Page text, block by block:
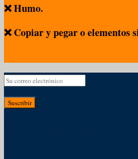
❌ Humo.
❌ Copiar y pegar o elementos
Suscribir